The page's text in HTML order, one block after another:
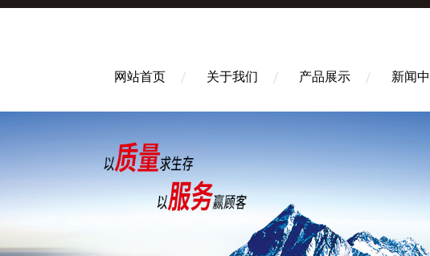
网站首页 关于我们 产品展示 新闻